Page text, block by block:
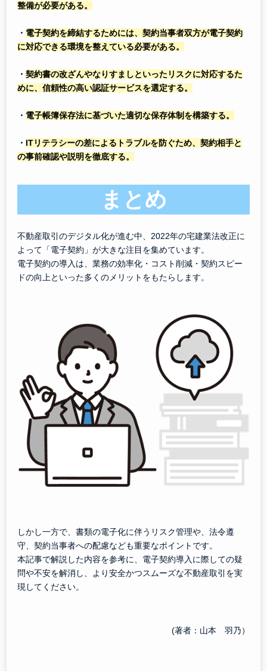
整備が必要がある。
・ 電子契約を締結するためには、契約当事者双方が電子契約
に対応できる環境を整えている必要がある。
・契約書の改ざんやなりすましといったリスクに対応するた
めに、信頼性の高い認証サービスを選定する。
・ 電子帳簿保存法に基づいた適切な保存体制を構築する。
・ ITリテラシーの差によるトラブルを防ぐため、契約相手と
の事前確認や説明を徹底する。
まとめ
不動産取引のデジタル化が進む中、2022年の宅建業法改正に
よって「電子契約」が大きな注目を集めています。
電子契約の導入は、業務の効率化・コスト削減・契約スピー
ドの向上といった多くのメリットをもたらします。
しかし一方で、書類の電子化に伴うリスク管理や、法令遵
守、契約当事者への配慮なども重要なポイントです。
本記事で解説した内容を参考に、電子契約導入に際しての疑
問や不安を解消し、より安全かつスムーズな不動産取引を実
現してください。
(著者：山本 羽乃）